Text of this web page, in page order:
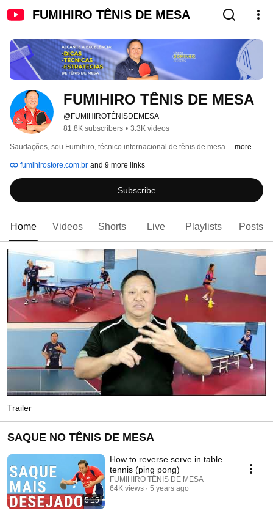
FUMIHIRO TÊNIS DE MESA
FUMIHIRO TÊNIS DE MESA
@FUMIHIROTÊNISDEMESA
81.8K subscribers • 3.3K videos
Saudações, sou Fumihiro, técnico internacional de tênis de mesa. ...more
fumihirostore.com.br and 9 more links
Subscribe
Home Videos Shorts Live Playlists Posts
Trailer
SAQUE NO TÊNIS DE MESA
5:15
How to reverse serve in table
tennis (ping pong)
FUMIHIRO TÊNIS DE MESA
64K views
5 years ago